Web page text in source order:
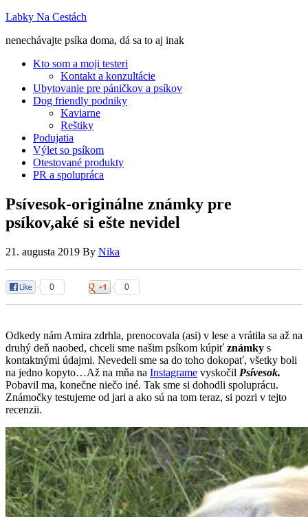
Labky Na Cestách
nenechávajte psíka doma, dá sa to aj inak
Kto som a moji testeri
Kontakt a konzultácie
Ubytovanie pre páničkov a psíkov
Dog friendly podniky
Kaviarne
Reštiky
Podujatia
Výlet so psíkom
Otestované produkty
PR a spolupráca
Psívesok-originálne známky pre
psíkov,aké si ešte nevidel
21. augusta 2019 By Nika
0 0
Odkedy nám Amira zdrhla, prenocovala (asi) v lese a vrátila sa až na
druhý deň naobed, chceli sme našim psíkom kúpiť známky s
kontaktnými údajmi. Nevedeli sme sa do toho dokopať, všetky boli
na jedno kopyto…Až na mňa na Instagrame vyskočil Psívesok.
Pobavil ma, konečne niečo iné. Tak sme si dohodli spoluprácu.
Známočky testujeme od jari a ako sú na tom teraz, si pozri v tejto
recenzii.